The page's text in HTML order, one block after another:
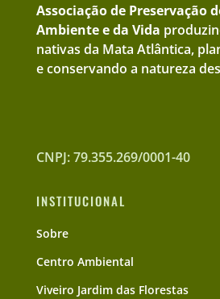
Associação de Preservação
Ambiente e da Vida
nativas da Mata Atlântica,
e conservando a natureza
CNPJ: 79.355.269/0001-40
INSTITUCIONAL
Sobre
Centro Ambiental
Viveiro Jardim das Florestas